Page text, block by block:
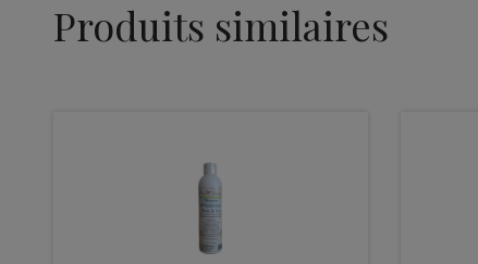
Produits similaires